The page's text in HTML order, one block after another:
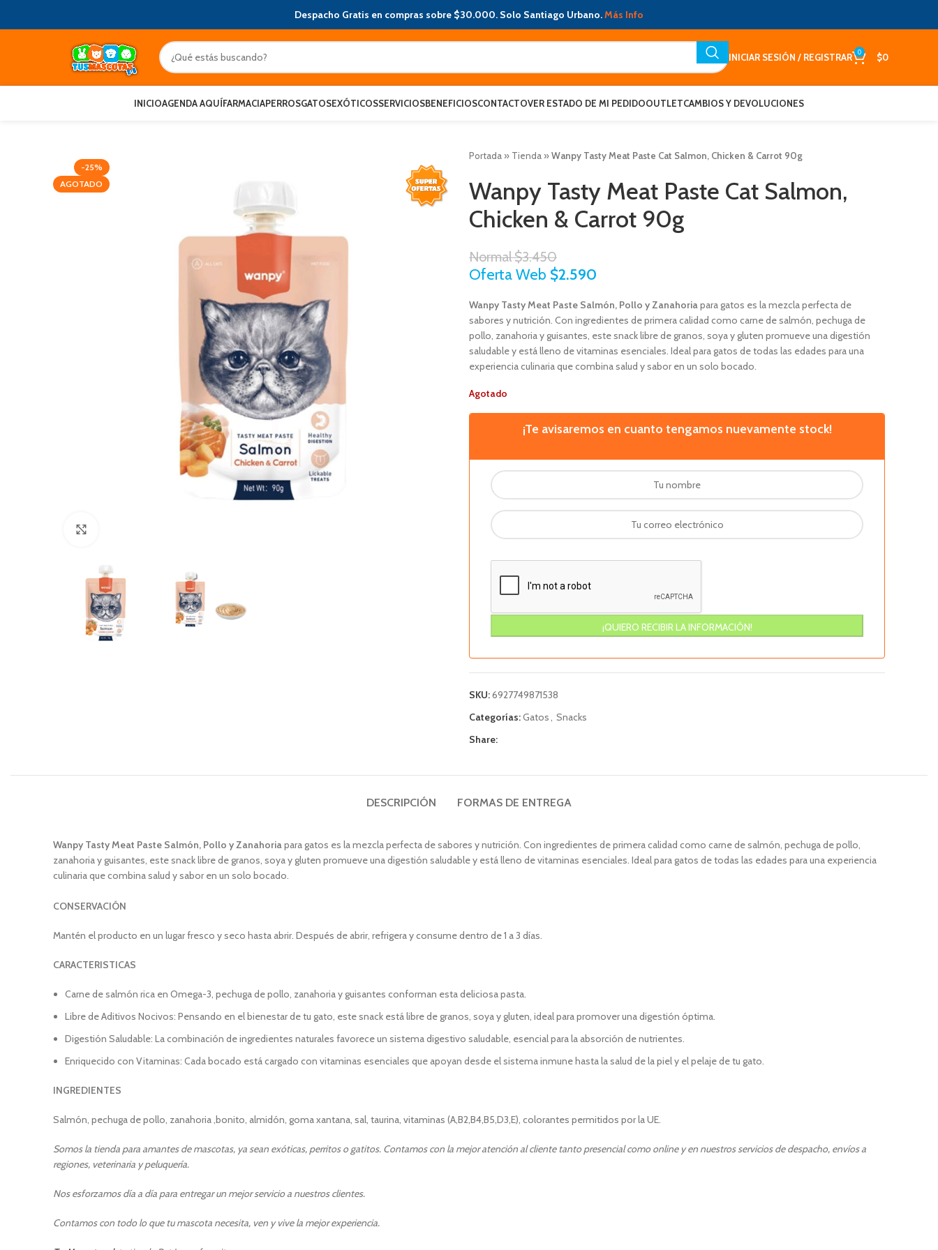
Despacho Gratis en compras sobre $30.000. Solo Santiago Urbano.Más Info
INICIAR SESIÓN / REGISTRAR 0 $0
INICIOAGENDA AQUÍFARMACIAPERROSGATOSEXÓTICOSSERVICIOSBENEFICIOSCONTACTOVER ESTADO DE MI PEDIDOOUTLETCAMBIOS Y DEVOLUCIONES
-25%
AGOTADO
Portada » Tienda »Wanpy Tasty Meat Paste Cat Salmon, Chicken & Carrot 90g
Wanpy Tasty Meat Paste Cat Salmon,
Chicken & Carrot 90g
Normal$3.450
Oferta Web $2.590
Wanpy Tasty Meat Paste Salmón, Pollo y Zanahoriapara gatos es la mezcla perfecta de
sabores y nutrición. Con ingredientes de primera calidad como carne de salmón, pechuga de
pollo, zanahoria y guisantes, este snack libre de granos, soya y gluten promueve una digestión
saludable y está lleno de vitaminas esenciales. Ideal para gatos de todas las edades para una
experiencia culinaria que combina salud y sabor en un solo bocado.
Agotado
¡Te avisaremos en cuanto tengamos nuevamente stock!
SKU:6927749871538
Categorías:Gatos, Snacks
Share:
DESCRIPCIÓN FORMAS DE ENTREGA
Wanpy Tasty Meat Paste Salmón, Pollo y Zanahoriapara gatos es la mezcla perfecta de sabores y nutrición. Con ingredientes de primera calidad como carne de salmón, pechuga de pollo,
zanahoria y guisantes, este snack libre de granos, soya y gluten promueve una digestión saludable y está lleno de vitaminas esenciales. Ideal para gatos de todas las edades para una experiencia
culinaria que combina salud y sabor en un solo bocado.
CONSERVACIÓN
Mantén el producto en un lugar fresco y seco hasta abrir. Después de abrir, refrigera y consume dentro de 1 a 3 días.
CARACTERISTICAS
Carne de salmón rica en Omega-3, pechuga de pollo, zanahoria y guisantes conforman esta deliciosa pasta.
​Libre de Aditivos Nocivos: Pensando en el bienestar de tu gato, este snack está libre de granos, soya y gluten, ideal para promover una digestión óptima.
Digestión Saludable: La combinación de ingredientes naturales favorece un sistema digestivo saludable, esencial para la absorción de nutrientes.
Enriquecido con Vitaminas: Cada bocado está cargado con vitaminas esenciales que apoyan desde el sistema inmune hasta la salud de la piel y el pelaje de tu gato.
INGREDIENTES
Salmón, pechuga de pollo, zanahoria ,bonito, almidón, goma xantana, sal, taurina, vitaminas (A,B2,B4,B5,D3,E), colorantes permitidos por la UE.
Somos la tienda para amantes de mascotas, ya sean exóticas, perritos o gatitos. Contamos con la mejor atención al cliente tanto presencial como online y en nuestros servicios de despacho, envíos a
regiones, veterinaria y peluquería.
Nos esforzamos día a día para entregar un mejor servicio a nuestros clientes.
Contamos con todo lo que tu mascota necesita, ven y vive la mejor experiencia.